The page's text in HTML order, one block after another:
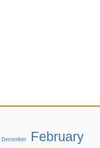
December February